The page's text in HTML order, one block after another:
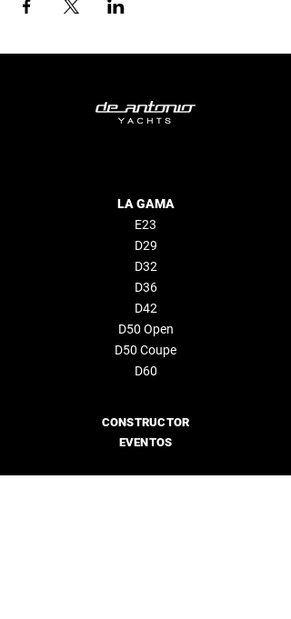
LA GAMA
E23
D29
D32
D36
D42
D50 Open
D50 Coupe
D60
CONSTRUCTOR
EVENTOS